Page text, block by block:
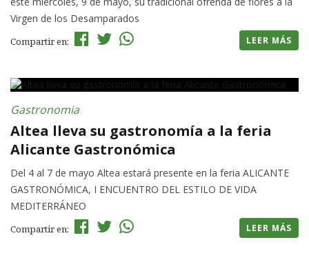
Virgen de los Desamparados
Compartir en: LEER MÁS
Gastronomia
Altea lleva su gastronomía a la feria
Alicante Gastronómica
Del 4 al 7 de mayo Altea estará presente en la feria ALICANTE
GASTRONÓMICA, I ENCUENTRO DEL ESTILO DE VIDA
MEDITERRÁNEO
Compartir en: LEER MÁS